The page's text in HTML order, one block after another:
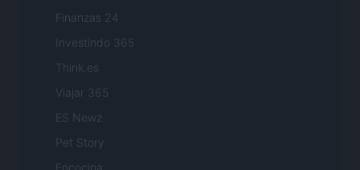
Finanzas 24
Investindo 365
Think.es
Viajar 365
ES Newz
Pet Story
Encocina